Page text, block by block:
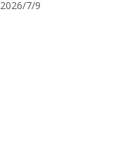
2026/7/9